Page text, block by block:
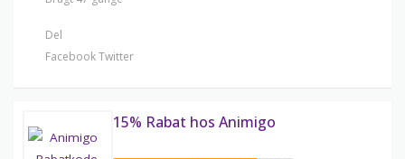
Del
FacebookTwitter
15% Rabat hos Animigo